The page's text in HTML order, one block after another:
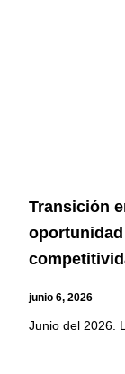
Transición
junio 6, 2026
Junio del 2026.